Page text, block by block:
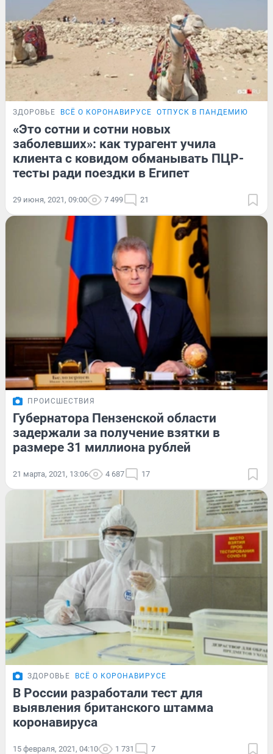
ЗДОРОВЬЕ ВСЁ О КОРОНАВИРУСЕ ОТПУСК В ПАНДЕМИЮ
«Это сотни и сотни новых
заболевших»: как турагент учила
клиента с ковидом обманывать ПЦР-
тесты ради поездки в Египет
29 июня, 2021, 09:00 7 499 21
ПРОИСШЕСТВИЯ
Губернатора Пензенской области
задержали за получение взятки в
размере 31 миллиона рублей
21 марта, 2021, 13:06 4 687 17
ЗДОРОВЬЕ ВСЁ О КОРОНАВИРУСЕ
В России разработали тест для
выявления британского штамма
коронавируса
15 февраля, 2021, 04:10 1 731 7